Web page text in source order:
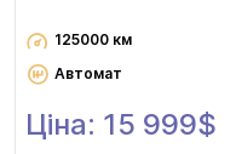
125000 км
Автомат
Ціна: 15 999$